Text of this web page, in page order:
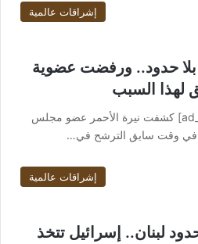
إشراقات عالمية
بلا حدود.. ورفضت عضوية
لهذا السبب
من صحيفة اشراق العالم 24:[ad_1] كشفت نيرة الأحمر عضو مجلس
في وقت سابق الترشح في…
إشراقات عالمية
لبنان.. إسرائيل تتخذ